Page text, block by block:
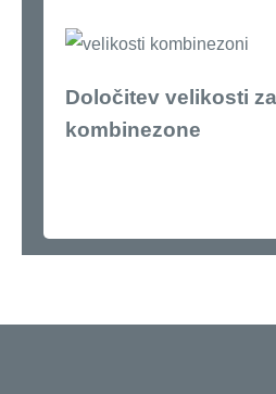
Določitev velikosti
kombinezone